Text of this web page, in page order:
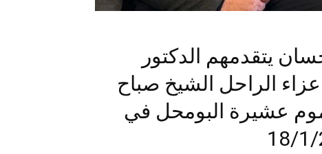
يتقدمهم الدكتور
الراحل الشيخ صباح
عشيرة البومحل في